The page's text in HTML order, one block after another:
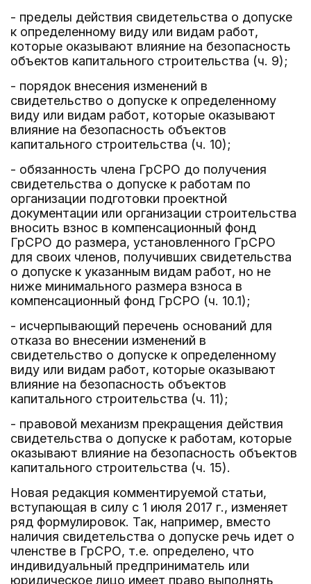
- пределы действия свидетельства о допуске
к определенному виду или видам работ,
которые оказывают влияние на безопасность
объектов капитального строительства (ч. 9);
- порядок внесения изменений в
свидетельство о допуске к определенному
виду или видам работ, которые оказывают
влияние на безопасность объектов
капитального строительства (ч. 10);
- обязанность члена ГрСРО до получения
свидетельства о допуске к работам по
организации подготовки проектной
документации или организации строительства
вносить взнос в компенсационный фонд
ГрСРО до размера, установленного ГрСРО
для своих членов, получивших свидетельства
о допуске к указанным видам работ, но не
ниже минимального размера взноса в
компенсационный фонд ГрСРО (ч. 10.1);
- исчерпывающий перечень оснований для
отказа во внесении изменений в
свидетельство о допуске к определенному
виду или видам работ, которые оказывают
влияние на безопасность объектов
капитального строительства (ч. 11);
- правовой механизм прекращения действия
свидетельства о допуске к работам, которые
оказывают влияние на безопасность объектов
капитального строительства (ч. 15).
Новая редакция комментируемой статьи,
вступающая в силу с 1 июля 2017 г., изменяет
ряд формулировок. Так, например, вместо
наличия свидетельства о допуске речь идет о
членстве в ГрСРО, т.е. определено, что
индивидуальный предприниматель или
юридическое лицо имеет право выполнять